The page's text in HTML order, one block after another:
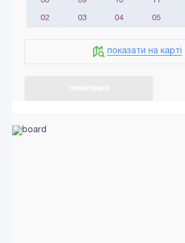
02 03 04 05
показати на карті